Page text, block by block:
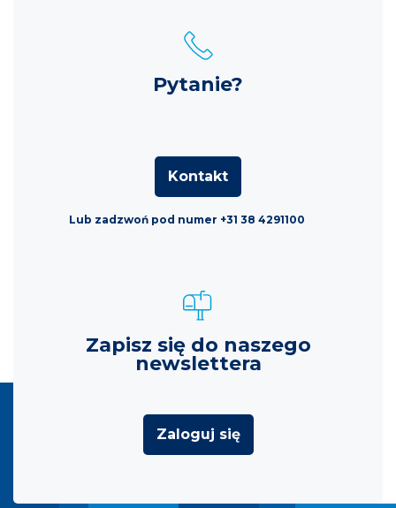
Pytanie?
Kontakt
Lub zadzwoń pod numer +31 38 4291100
Zapisz się do naszego
newslettera
Zaloguj się